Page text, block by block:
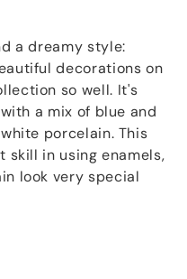
a dreamy style:
decorations on
so well. It's
a mix of blue and
porcelain. This
skill in using enamels,
look very special